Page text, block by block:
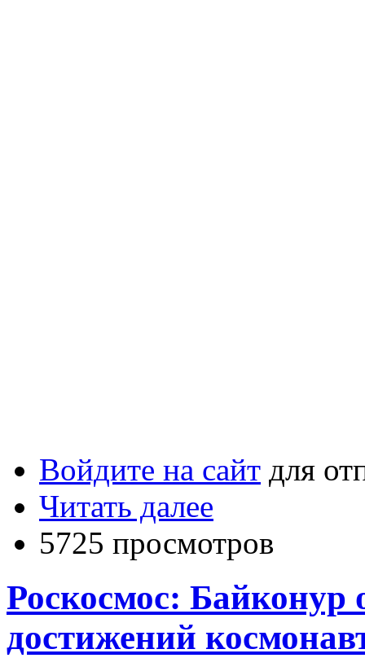
Войдите на сайт для
Читать далее
5725 просмотров
Роскосмос: Байконур
достижений